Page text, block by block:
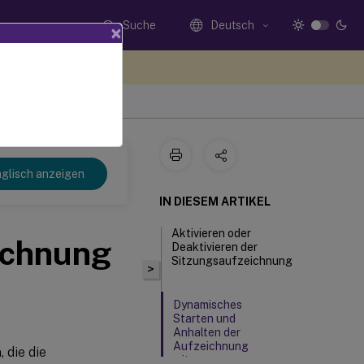
Suche Deutsch
anzeigen
die die
>
IN DIESEM ARTIKEL
Aktivieren oder
Deaktivieren der
Sitzungsaufzeichnung
Dynamisches
Starten und
Anhalten der
Aufzeichnung
mit
×